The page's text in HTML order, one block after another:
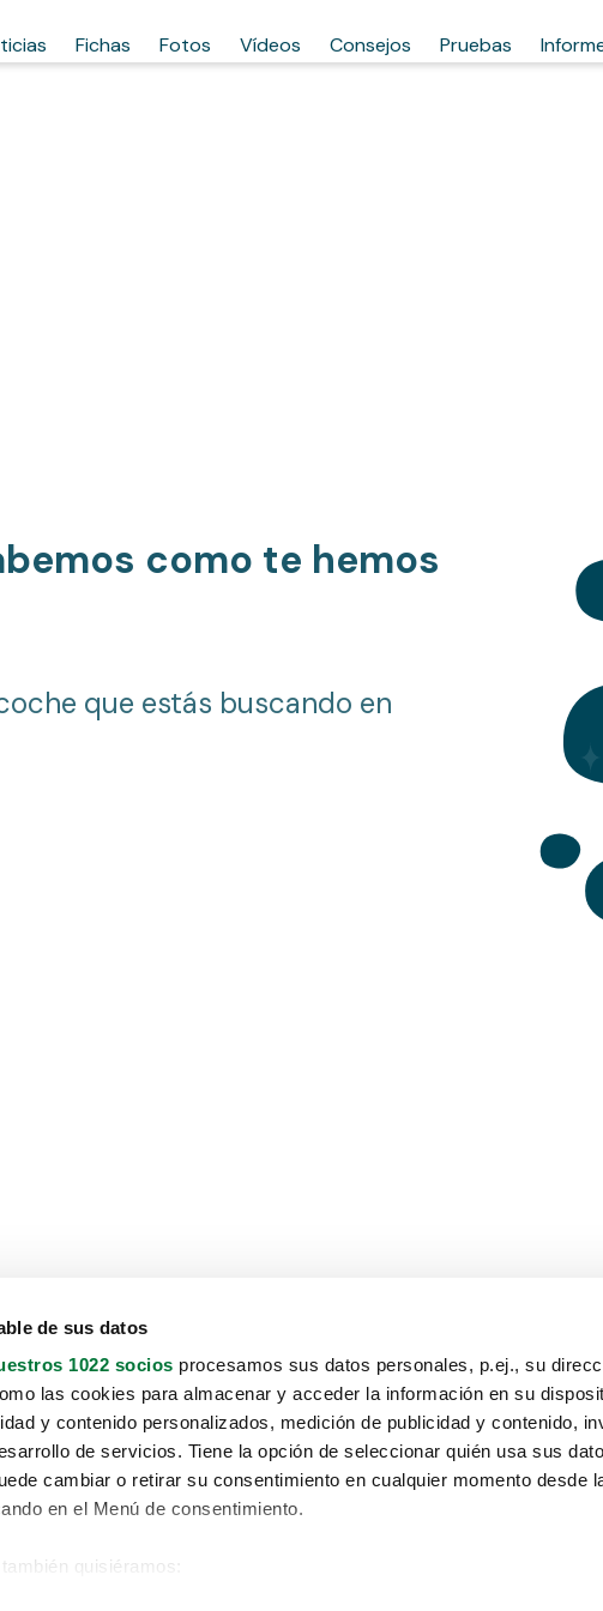
de sus datos
1022 socios procesamos sus datos personales, p.ej., su
las cookies para almacenar y acceder la información en su
y contenido personalizados, medición de publicidad y contenido,
de servicios. Tiene la opción de seleccionar quién usa sus
cambiar o retirar su consentimiento en cualquier momento desde
en el Menú de consentimiento.
quisiéramos:
Fichas Fotos Vídeos Consejos Pruebas
como te hemos
que estás buscando en